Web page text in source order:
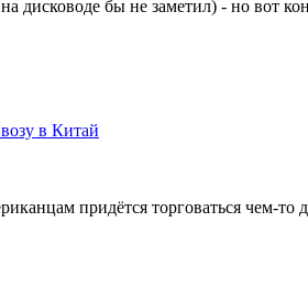
бы не заметил) - но вот
в Китай
придётся торговаться чем-то